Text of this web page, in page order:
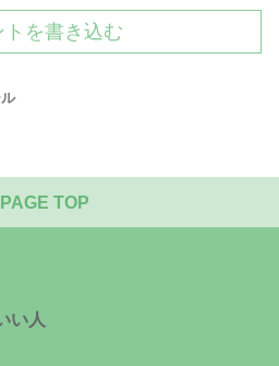
トを書き込む
PAGE TOP
い人